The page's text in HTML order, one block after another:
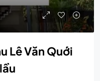
Lê Văn Quới